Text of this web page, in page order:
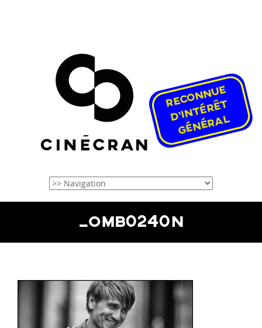
_OMB0240N